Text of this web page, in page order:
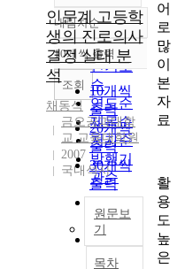
정확도
순
인기도
순
연도순
제목순
저자순
발행기
관순
내림차순
내림차순
10개씩 출력
10개씩
출력
20개씩
출력
30개씩
출력
출력
100개씩
출력
조회
인문계 고등학
생의 진로의사
결정 실태 분
석
채동식
금오공과대학
교 교육대학원
2007
국내석사
원문보
기
목차
어
로
많
이
본
자
료
활
용
도
높
은